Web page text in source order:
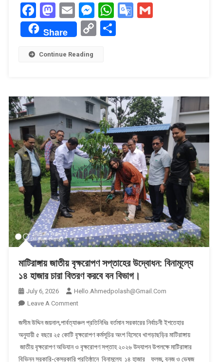
বিনামূল্যে
চিকিৎসা
সেবা
Facebook
Mastodon
EmailMessenger
WhatsApp
Google
Gmail
Share
CopyShare
Continue Reading
মাটিরাঙ্গায় জাতীয় বৃক্ষরোপণ সপ্তাহের উদ্বোধন: বিনামূল্যে
১৪ হাজার চারা বিতরণ করবে বন বিভাগ।
July 6, 2026
Hello.ahmedpolash@gmail.com
Leave A CommentOn
জাতীয়
বৃক্ষরোপণ
সপ্তাহের
উদ্বোধন:
​জসীম উদ্দিন জয়নাল,পার্বত্যাঞ্চল প্রতিনিধিঃ বর্তমান সরকারের নির্বাচনী ইশতেহার
অনুযায়ী ৫ বছরে ২৫ কোটি বৃক্ষরোপণ কর্মসূচির অংশ হিসেবে খাগড়াছড়ির মাটিরাঙ্গায়
জাতীয় বৃক্ষরোপণ অভিযান ও বৃক্ষরোপণ সপ্তাহ ২০২৬ উদযাপন উপলক্ষে মাটিরাঙ্গার
বিভিন্ন সরকারি-কেসরকারি প্রতিষ্ঠানে বিনামূল্যে ১৪ হাজার ফলজ, বনজ ও ভেষজ